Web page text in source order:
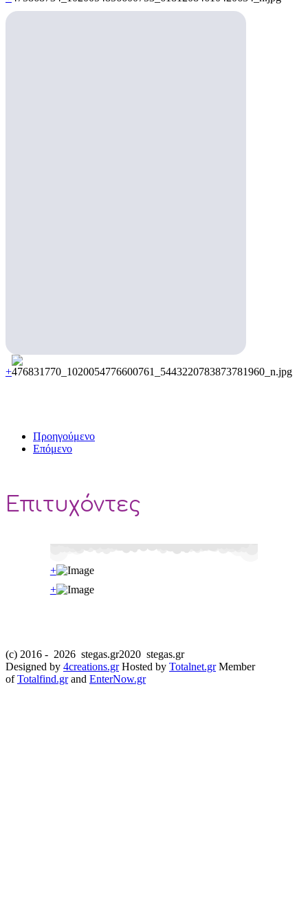
+
Προηγούμενο
Επόμενο
Επιτυχόντες
+
+
(c) 2016 - 2026 stegas.gr2020 stegas.gr
Designed by 4creations.grHosted by Totalnet.grMember
ofTotalfind.grand EnterNow.gr